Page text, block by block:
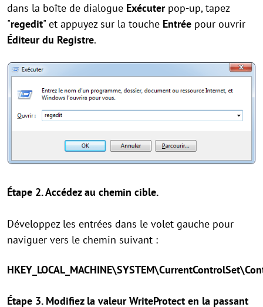
dans la boîte de dialogue Exécuterpop-up, tapez
"regedit" et appuyez sur la touche Entrée pour ouvrir
Éditeur du Registre.
Étape 2. Accédez au chemin cible.
Développez les entrées dans le volet gauche pour
naviguer vers le chemin suivant :
Étape 3. Modifiez la valeur WriteProtect en la passant